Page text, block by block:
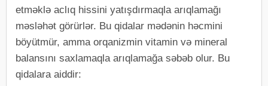
etməklə aclıq hissini yatışdırmaqla arıqlamağı
məsləhət görürlər. Bu qidalar mədənin həcmini
böyütmür, amma orqanizmin vitamin və mineral
balansını saxlamaqla arıqlamağa səbəb olur. Bu
qidalara aiddir: